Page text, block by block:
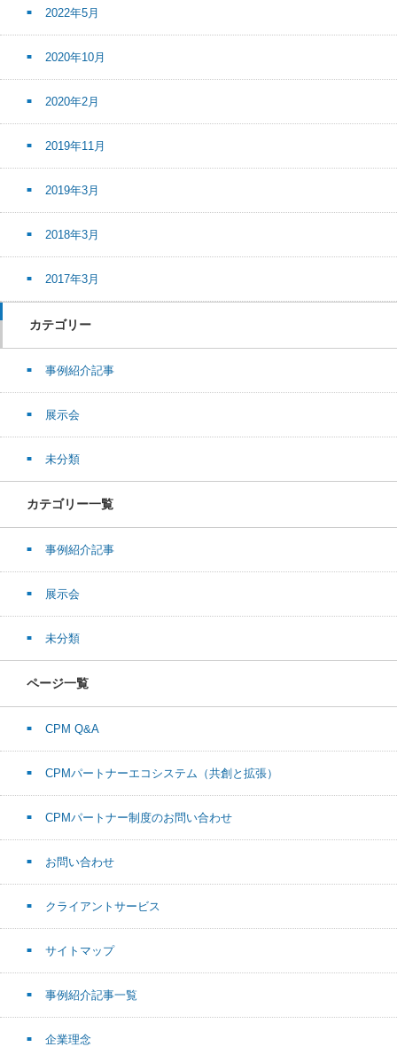
2022年5月
2020年10月
2020年2月
2019年11月
2019年3月
2018年3月
2017年3月
カテゴリー
事例紹介記事
展示会
未分類
カテゴリー一覧
事例紹介記事
展示会
未分類
ページ一覧
CPM Q&A
CPMパートナーエコシステム（共創と拡張）
CPMパートナー制度のお問い合わせ
お問い合わせ
クライアントサービス
サイトマップ
事例紹介記事一覧
企業理念